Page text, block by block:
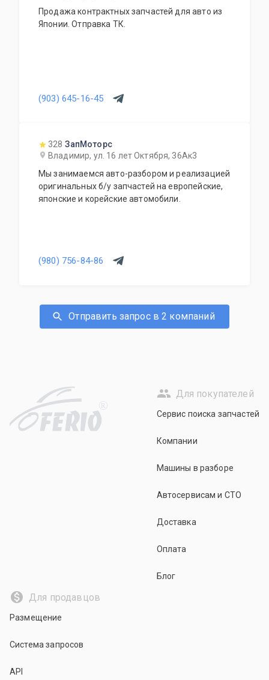
Продажа контрактных запчастей для авто из
Японии. Отправка ТК.
(903) 645-16-45
328 ЗапМоторс
Владимир, ул. 16 лет Октября, 36Ак3
Мы занимаемся авто-разбором и реализацией
оригинальных б/у запчастей на европейские,
японские и корейские автомобили.
(980) 756-84-86
Отправить запрос в 2 компаний
R
Для покупателей
Сервис поиска запчастей
Компании
Машины в разборе
Автосервисам и СТО
Доставка
Оплата
Блог
Для продавцов
Размещение
Система запросов
API